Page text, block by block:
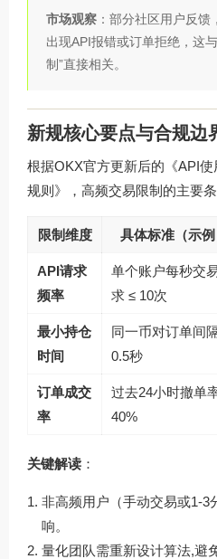
市场观察 ：部分社区用户反
出现API报错或订单拒绝，这
制”直接相关。
新规核心要点与合规边
根据OKX官方更新后的《API
规则》，高频交易限制的主要条
限制维度 具体标准（示例
API请求
频率
单个账户每秒交
求 ≤ 10次
最小持仓
时间
同一币对订单间
0.5秒
订单成交
率
过去24小时撤单
40%
关键解读 ：
非高频用户（手动交易或1-3
响。
量化团队需重新设计算法,避免